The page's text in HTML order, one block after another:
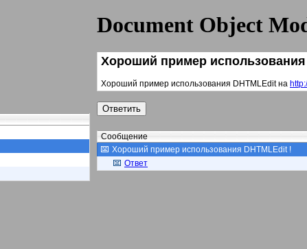
Document Object
Хороший пример использования
Хороший пример использования DHTMLEdit на
Сообщение
Хороший пример использования DHTMLEdit !
Ответ